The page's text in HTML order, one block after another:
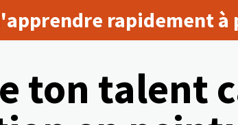
rapidement
ton talent